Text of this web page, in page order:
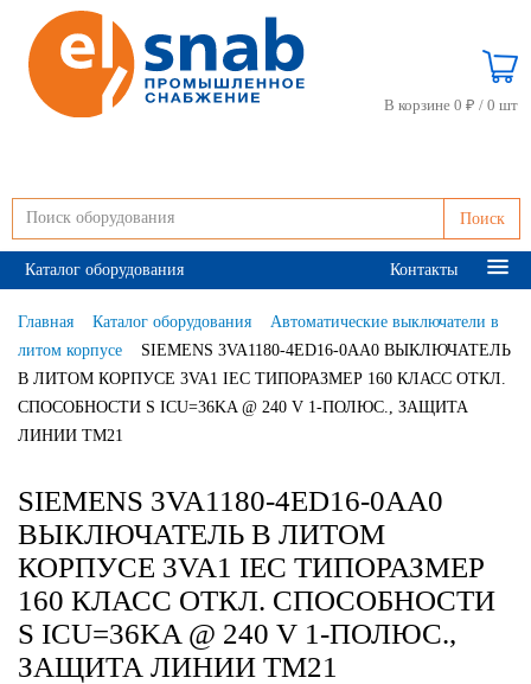
Поиск
В корзине 0 ₽ / 0 шт
Каталог оборудования Контакты
Главная Каталог оборудования
Автоматические выключатели в
литом корпусе
SIEMENS 3VA1180-4ED16-0AA0 ВЫКЛЮЧАТЕЛЬ
В ЛИТОМ КОРПУСЕ 3VA1 IEC ТИПОРАЗМЕР 160 КЛАСС ОТКЛ.
СПОСОБНОСТИ S ICU=36KA @ 240 V 1-ПОЛЮС., ЗАЩИТА
ЛИНИИ TM21
SIEMENS 3VA1180-4ED16-0AA0
ВЫКЛЮЧАТЕЛЬ В ЛИТОМ
КОРПУСЕ 3VA1 IEC ТИПОРАЗМЕР
160 КЛАСС ОТКЛ. СПОСОБНОСТИ
S ICU=36KA @ 240 V 1-ПОЛЮС.,
ЗАЩИТА ЛИНИИ TM21